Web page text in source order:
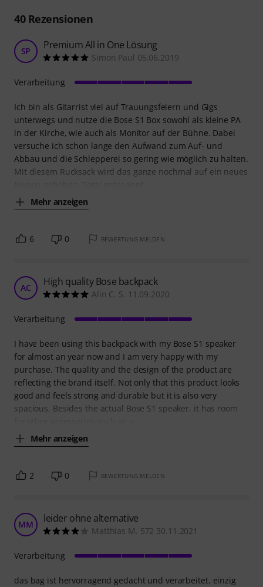
40Rezensionen
SP Premium All in One Lösung
Simon Paul 05.06.2019
Ich bin als Gitarrist viel auf Trauungsfeiern und Gigs
unterwegs und nutze die Bose S1 Box sowohl als kleine PA
in der Kirche, wie auch als Monitor auf der Bühne. Dabei
versuche ich schon lange den Aufwand zum Auf- und
Abbau und die Schlepperei so gering wie möglich zu halten.
Mit diesem Rucksack wird das ganze nochmal auf ein neues
Mehr anzeigen
Verarbeitung
6 0 BEWERTUNG MELDEN
AC High quality Bose backpack
Alin C. S. 11.09.2020
I have been using this backpack with my Bose S1 speaker
for almost an year now and I am very happy with my
purchase. The quality and the design of the product are
reflecting the brand itself. Not only that this product looks
good and feels strong and durable but it is also very
spacious. Besides the actual Bose S1 speaker, it has room
Mehr anzeigen
Verarbeitung
2 0 BEWERTUNG MELDEN
MM leider ohne alternative
Matthias M. 572 30.11.2021
das bag ist hervorragend gedacht und verarbeitet. einzig
Verarbeitung